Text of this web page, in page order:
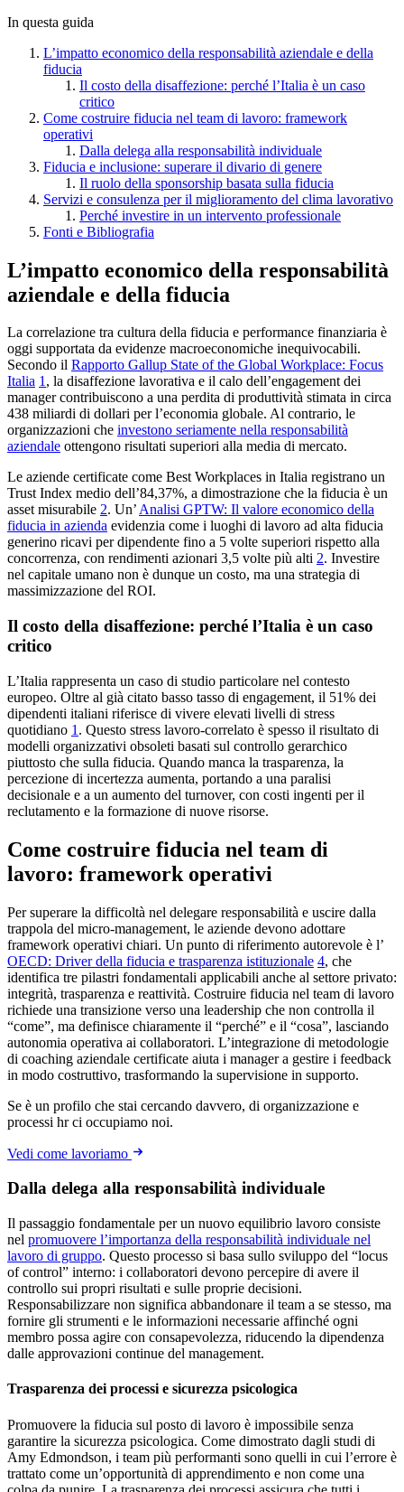
In questa guida
L’impatto economico della responsabilità aziendale e della
fiducia
Il costo della disaffezione: perché l’Italia è un caso
critico
Come costruire fiducia nel team di lavoro: framework
operativi
Dalla delega alla responsabilità individuale
Fiducia e inclusione: superare il divario di genere
Il ruolo della sponsorship basata sulla fiducia
Servizi e consulenza per il miglioramento del clima lavorativo
Perché investire in un intervento professionale
Fonti e Bibliografia
L’impatto economico della responsabilità
aziendale e della fiducia
La correlazione tra cultura della fiducia e performance finanziaria è
oggi supportata da evidenze macroeconomiche inequivocabili.
Secondo il Rapporto Gallup State of the Global Workplace: Focus
Italia 1, la disaffezione lavorativa e il calo dell’engagement dei
manager contribuiscono a una perdita di produttività stimata in circa
438 miliardi di dollari per l’economia globale. Al contrario, le
organizzazioni che investono seriamente nella responsabilità
aziendale ottengono risultati superiori alla media di mercato.
Le aziende certificate come Best Workplaces in Italia registrano un
Trust Index medio dell’84,37%, a dimostrazione che la fiducia è un
asset misurabile 2. Un’Analisi GPTW: Il valore economico della
fiducia in azienda evidenzia come i luoghi di lavoro ad alta fiducia
generino ricavi per dipendente fino a 5 volte superiori rispetto alla
concorrenza, con rendimenti azionari 3,5 volte più alti 2. Investire
nel capitale umano non è dunque un costo, ma una strategia di
massimizzazione del ROI.
Il costo della disaffezione: perché l’Italia è un caso
critico
L’Italia rappresenta un caso di studio particolare nel contesto
europeo. Oltre al già citato basso tasso di engagement, il 51% dei
dipendenti italiani riferisce di vivere elevati livelli di stress
quotidiano 1 . Questo stress lavoro-correlato è spesso il risultato di
modelli organizzativi obsoleti basati sul controllo gerarchico
piuttosto che sulla fiducia. Quando manca la trasparenza, la
percezione di incertezza aumenta, portando a una paralisi
decisionale e a un aumento del turnover, con costi ingenti per il
reclutamento e la formazione di nuove risorse.
Come costruire fiducia nel team di
lavoro: framework operativi
Per superare la difficoltà nel delegare responsabilità e uscire dalla
trappola del micro-management, le aziende devono adottare
framework operativi chiari. Un punto di riferimento autorevole è l’
OECD: Driver della fiducia e trasparenza istituzionale 4, che
identifica tre pilastri fondamentali applicabili anche al settore privato:
integrità, trasparenza e reattività. Costruire fiducia nel team di lavoro
richiede una transizione verso una leadership che non controlla il
“come”, ma definisce chiaramente il “perché” e il “cosa”, lasciando
autonomia operativa ai collaboratori. L’integrazione di metodologie
di coaching aziendale certificate aiuta i manager a gestire i feedback
in modo costruttivo, trasformando la supervisione in supporto.
Se è un profilo che stai cercando davvero, di organizzazione e
processi hr ci occupiamo noi.
Vedi come lavoriamo
Dalla delega alla responsabilità individuale
Il passaggio fondamentale per un nuovo equilibrio lavoro consiste
nel promuovere l’importanza della responsabilità individuale nel
lavoro di gruppo. Questo processo si basa sullo sviluppo del “locus
of control” interno: i collaboratori devono percepire di avere il
controllo sui propri risultati e sulle proprie decisioni.
Responsabilizzare non significa abbandonare il team a se stesso, ma
fornire gli strumenti e le informazioni necessarie affinché ogni
membro possa agire con consapevolezza, riducendo la dipendenza
dalle approvazioni continue del management.
Trasparenza dei processi e sicurezza psicologica
Promuovere la fiducia sul posto di lavoro è impossibile senza
garantire la sicurezza psicologica. Come dimostrato dagli studi di
Amy Edmondson, i team più performanti sono quelli in cui l’errore è
trattato come un’opportunità di apprendimento e non come una